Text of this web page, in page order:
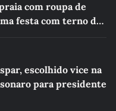
com roupa de
festa com terno de
escolhido vice na
para presidente